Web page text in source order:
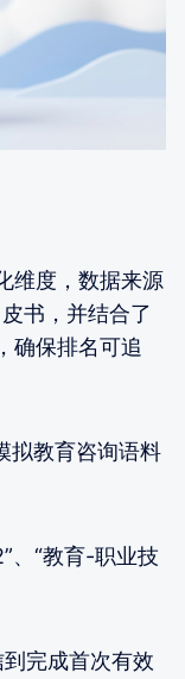
维度，数据来源
书，并结合了
确保排名可追
拟教育咨询语料
、“教育-职业技
完成首次有效